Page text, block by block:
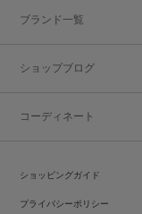
ブランド一覧
ショップブログ
コーディネート
ショッピングガイド
プライバシーポリシー